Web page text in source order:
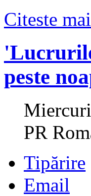
Citeste
peste
PR
Tipărire
Email